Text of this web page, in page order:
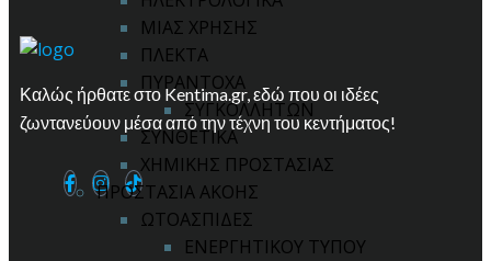
ΜΙΑΣ ΧΡΗΣΗΣ
ΠΛΕΚΤΑ
ΠΥΡΑΝΤΟΧΑ
ΣΥΓΚΟΛΛΗΤΩΝ
ΣΥΝΘΕΤΙΚΑ
ΧΗΜΙΚΗΣ ΠΡΟΣΤΑΣΙΑΣ
ΠΡΟΣΤΑΣΙΑ ΑΚΟΗΣ
ΩΤΟΑΣΠΙΔΕΣ
ΕΝΕΡΓΗΤΙΚΟΥ ΤΥΠΟΥ
Καλώς ήρθατε στο Kentima.gr, εδώ που οι ιδέες
ζωντανεύουν μέσα από την τέχνη του κεντήματος!